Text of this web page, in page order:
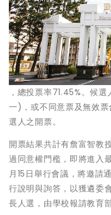
，總投票率71.45%。候
一)，或不同意票及無效
選人之開票。
開票結果共計有詹富智教
過同意權門檻，即將進入
月15日舉行會議，將邀請
行說明與詢答，以獲遴委
長人選，由學校報請教育